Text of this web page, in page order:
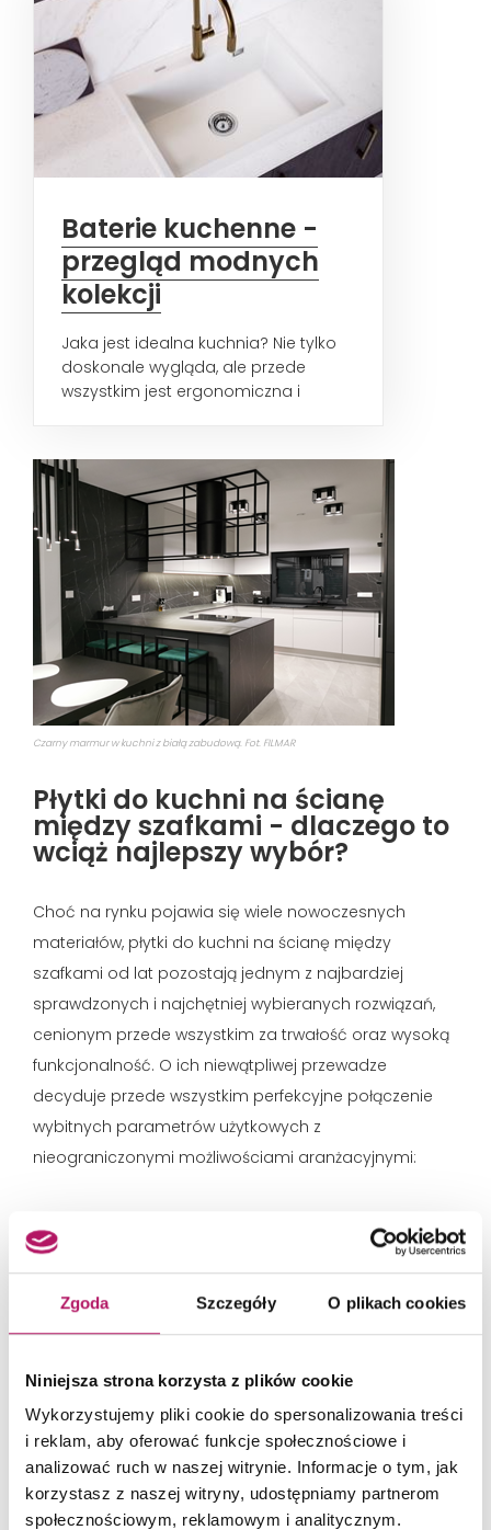
Zgoda Szczegóły O plikach cookies
Niniejsza strona korzysta z plików cookie
Wykorzystujemy pliki cookie do spersonalizowania treści
i reklam, aby oferować funkcje społecznościowe i
analizować ruch w naszej witrynie. Informacje o tym, jak
korzystasz z naszej witryny, udostępniamy partnerom
społecznościowym, reklamowym i analitycznym.
Baterie kuchenne -
przegląd modnych
kolekcji
Jaka jest idealna kuchnia? Nie tylko
doskonale wygląda, ale przede
wszystkim jest ergonomiczna i
Czarny marmur w kuchni z białą zabudową. Fot. FILMAR
Płytki do kuchni na ścianę
między szafkami - dlaczego to
wciąż najlepszy wybór?
Choć na rynku pojawia się wiele nowoczesnych
materiałów, płytki do kuchni na ścianę między
szafkami od lat pozostają jednym z najbardziej
sprawdzonych i najchętniej wybieranych rozwiązań,
cenionym przede wszystkim za trwałość oraz wysoką
funkcjonalność. O ich niewątpliwej przewadze
decyduje przede wszystkim perfekcyjne połączenie
wybitnych parametrów użytkowych z
nieograniczonymi możliwościami aranżacyjnymi:
Ściana nad blatem to strefa szczególnie narażona na
zachlapania gorącym tłuszczem, działanie pary
wodnej oraz plamy z sosów czy soki z owoców.
Ceramicznepłytki między szafkamisą całkowicie
niewrażliwe na wilgoć oraz wysokie temperatury, dzięki
czemu bez obaw można montować je bezpośrednio
przy płycie grzewczej i zlewie. Co najważniejsze – ich
gładka, nienasiąkliwa powierzchnia pozwala na
szybkie i bezproblemowe usunięcie nawet